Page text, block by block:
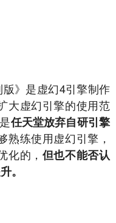
》是虚幻4引擎制作
大虚幻引擎的使用范
任天堂放弃自研引擎
熟练使用虚幻引擎，
化的， 但也不能否认
。